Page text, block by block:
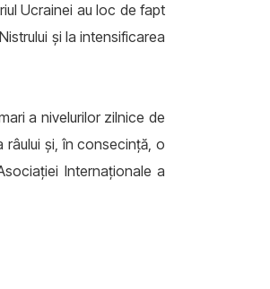
Ucrainei au loc de fapt
și la intensificarea
a nivelurilor zilnice de
râului și, în consecință, o
Internaționale a